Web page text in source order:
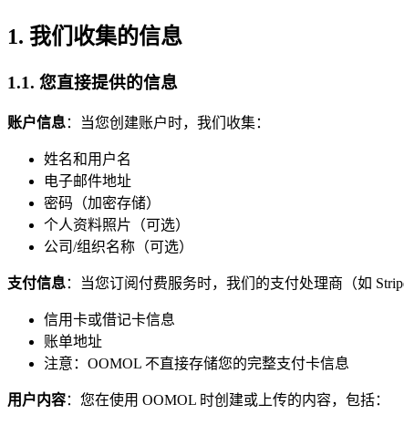
1. 我们收集的信息
1.1. 您直接提供的信息
账户信息：当您创建账户时，我们收集：
姓名和用户名
电子邮件地址
密码（加密存储）
个人资料照片（可选）
公司/组织名称（可选）
支付信息：当您订阅付费服务时，我们的支付处理商（如
信用卡或借记卡信息
账单地址
注意：OOMOL 不直接存储您的完整支付卡信息
用户内容：您在使用 OOMOL 时创建或上传的内容，包括：